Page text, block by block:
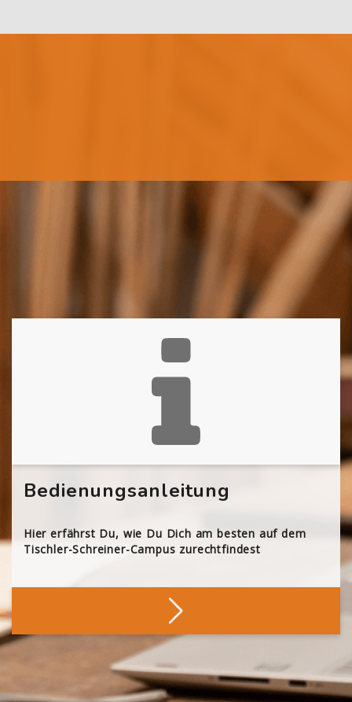
Bedienungsanleitung
Hier erfährst Du, wie Du Dich am besten auf dem
Tischler-Schreiner-Campus zurechtfindest